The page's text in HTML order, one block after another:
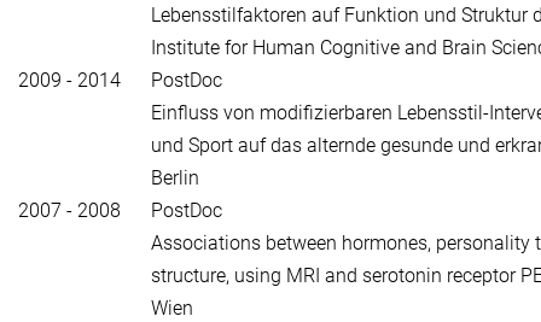
Lebensstilfaktoren auf Funktion und Struktur
Institute for Human Cognitive and Brain
2009 - 2014
PostDoc
Einfluss von modifizierbaren Lebensstil-
und Sport auf das alternde gesunde und
Berlin
2007 - 2008
PostDoc
Associations between hormones, personality
structure, using MRI and serotonin receptor
Wien